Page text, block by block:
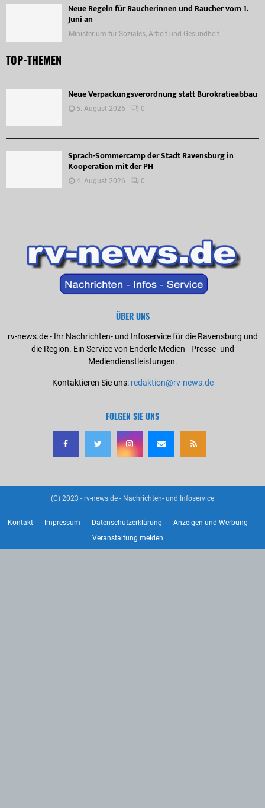
Neue Regeln für Raucherinnen und Raucher vom 1.
Juni an
Ministerium für Soziales, Arbeit und Gesundheit
TOP-THEMEN
Neue Verpackungsverordnung statt Bürokratieabbau
5. August 2026 0
Sprach-Sommercamp der Stadt Ravensburg in
Kooperation mit der PH
4. August 2026 0
ÜBER UNS
rv-news.de - Ihr Nachrichten- und Infoservice für die Ravensburg und
die Region. Ein Service von Enderle Medien - Presse- und
Mediendienstleistungen.
Kontaktieren Sie uns: redaktion@rv-news.de
FOLGEN SIE UNS
(C) 2023 - rv-news.de - Nachrichten- und Infoservice
Kontakt Impressum Datenschutzerklärung
Anzeigen und Werbung
Veranstaltung melden